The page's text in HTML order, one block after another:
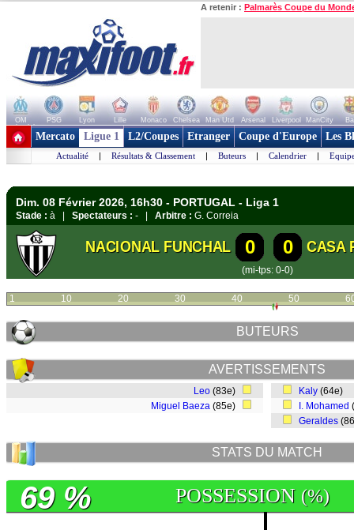
A retenir : Palmarès Coupe du
OM PSG Lyon Lille Monaco Chelsea Man Utd Arsenal Liverpool ManCity
+ de clubs
Mercato Ligue 1 L2/Coupes Etranger Coupe d'Europe Les
Actualité | Résultats & Classement | Buteurs | Calendrier |
Dim. 08 Février 2026, 16h30 - PORTUGAL - Liga 1
Stade : à | Spectateurs : - | Arbitre : G. Correia
NACIONAL FUNCHAL 0 0 CASA
(mi-tps: 0-0)
1 10 20 30 40 50
BUTEURS
AVERTISSEMENTS
Leo (83e)
Miguel Baeza (85e)
Kaly (64e)
I. Mohamed
Geraldes
STATS DU MATCH
POSSESSION (%)
69 %